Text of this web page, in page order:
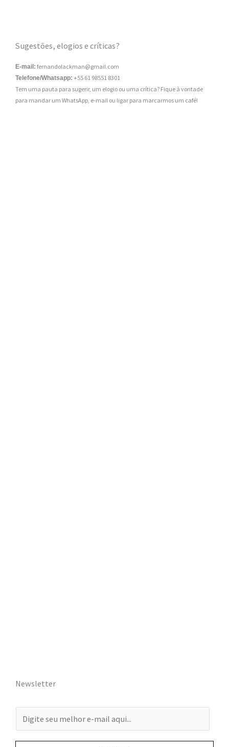
Sugestões, elogios e críticas?
E-mail: fernandolackman@gmail.com
Telefone/Whatsapp: +55 61 98551 8301
Tem uma pauta para sugerir, um elogio ou uma crítica? Fique à vontade
para mandar um WhatsApp, e-mail ou ligar para marcarmos um café!
Newsletter
-